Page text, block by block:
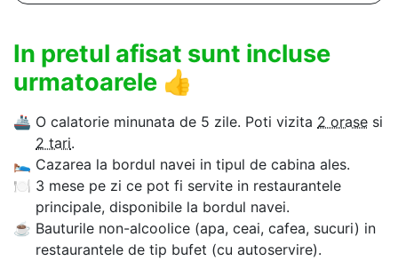
In pretul afisat sunt incluse
urmatoarele 👍
🚢 O calatorie minunata de 5 zile. Poti vizita 2 orase si
2 tari.
🛌 Cazarea la bordul navei in tipul de cabina ales.
🍽 3 mese pe zi ce pot fi servite in restaurantele
principale, disponibile la bordul navei.
☕ Bauturile non-alcoolice (apa, ceai, cafea, sucuri) in
restaurantele de tip bufet (cu autoservire).